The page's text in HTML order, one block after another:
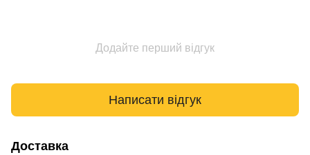
Додайте перший відгук
Написати відгук
Доставка